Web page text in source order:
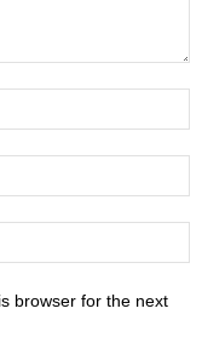
browser for the next